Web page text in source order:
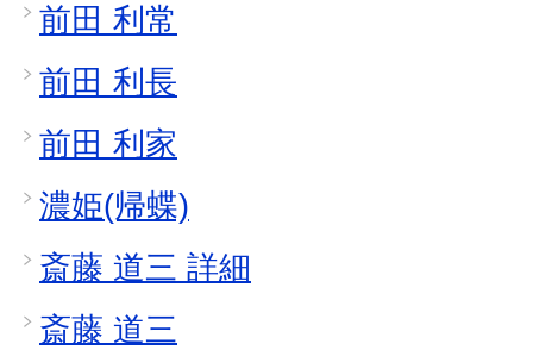
前田 利常
前田 利長
前田 利家
濃姫(帰蝶)
斎藤 道三 詳細
斎藤 道三